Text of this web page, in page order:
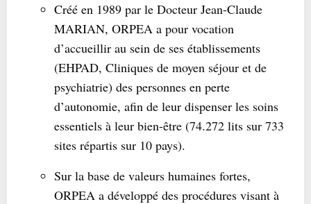
Créé en 1989 par le Docteur Jean-Claude
MARIAN, ORPEA a pour vocation
d’accueillir au sein de ses établissements
(EHPAD, Cliniques de moyen séjour et de
psychiatrie) des personnes en perte
d’autonomie, afin de leur dispenser les soins
essentiels à leur bien-être (74.272 lits sur 733
sites répartis sur 10 pays).
Sur la base de valeurs humaines fortes,
ORPEA a développé des procédures visant à